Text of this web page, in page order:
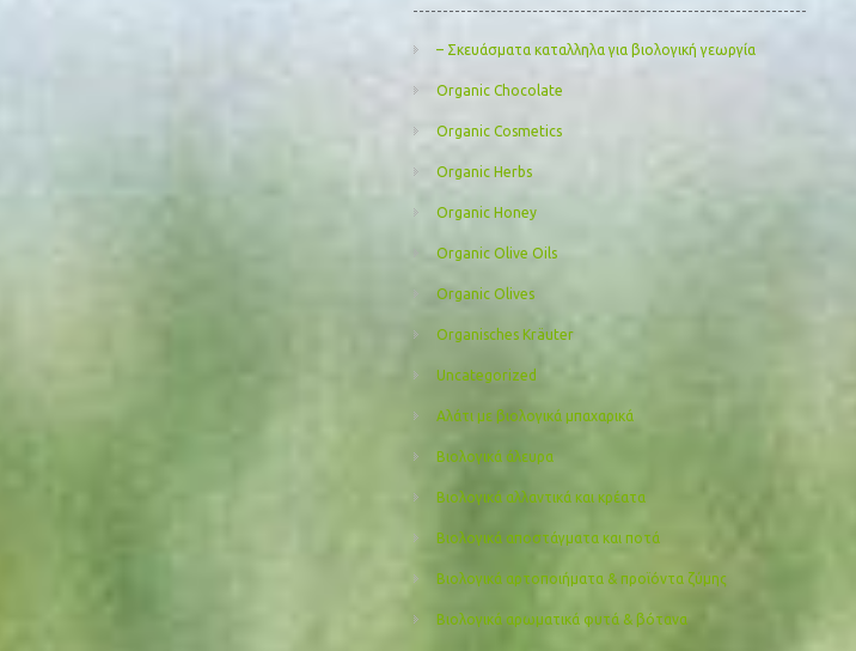
– Σκευάσματα καταλληλα για βιολογική γεωργία
Organic Chocolate
Organic Cosmetics
Organic Herbs
Organic Honey
Organic Olive Oils
Organic Olives
Organisches Kräuter
Uncategorized
Αλάτι με βιολογικά μπαχαρικά
Βιολογικά άλευρα
Βιολογικά αλλαντικά και κρέατα
Βιολογικά αποστάγματα και ποτά
Βιολογικά αρτοποιήματα & προϊόντα ζύμης
Βιολογικά αρωματικά φυτά & βότανα